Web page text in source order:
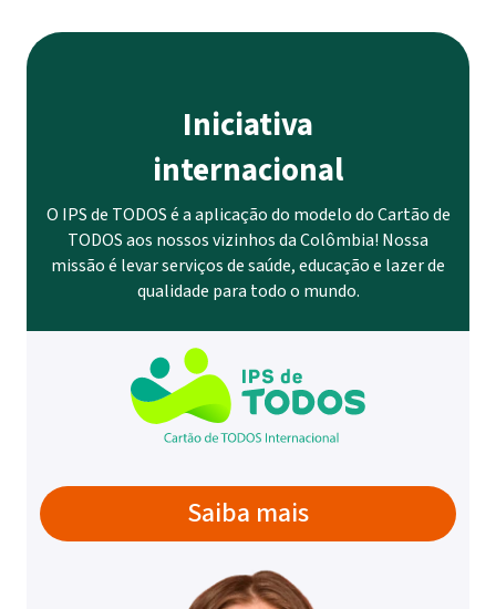
Iniciativa
internacional
O IPS de TODOS é a aplicação do modelo do Cartão de
TODOS aos nossos vizinhos da Colômbia! Nossa
missão é levar serviços de saúde, educação e lazer de
qualidade para todo o mundo.
Saiba mais